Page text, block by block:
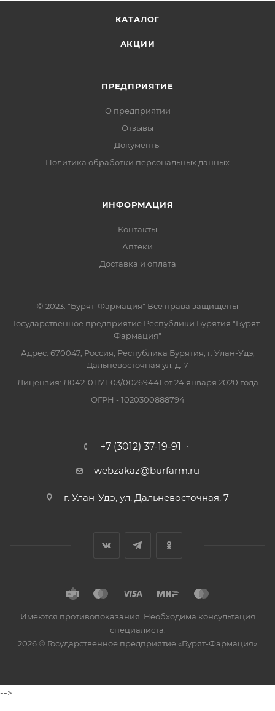
КАТАЛОГ
АКЦИИ
ПРЕДПРИЯТИЕ
О предприятии
Отзывы
Документы
Политика обработки персональных данных
ИНФОРМАЦИЯ
Контакты
Аптеки
Доставка и оплата
© 2023. "Бурят-Фармация" Все права защищены
Государственное предприятие Республики Бурятия "Бурят-
Фармация"
Адрес: 670047, Россия, Республика Бурятия, г. Улан-Удэ,
Дальневосточная ул, д. 7
Лицензия: Л042-01171-03/00269441 от 24 января 2020 года
ОГРН - 1020300888794
+7 (3012) 37-19-91
webzakaz@burfarm.ru
г. Улан-Удэ, ул. Дальневосточная, 7
Имеются противопоказания. Необходима консультация
специалиста.
2026 © Государственное предприятие «Бурят-Фармация»
-->